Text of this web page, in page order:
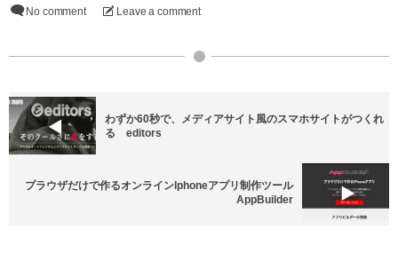
No comment Leave a comment
わずか60秒で、メディアサイト風のスマホサイトがつくれ
る editors
プラウザだけで作るオンラインIphoneアプリ制作ツール
AppBuilder